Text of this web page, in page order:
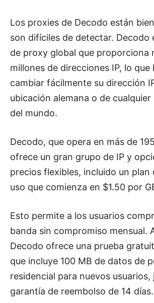
Los proxies de Decodo están
son difíciles de detectar. Decodo
de proxy global que proporciona
millones de direcciones IP, lo que
cambiar fácilmente su dirección
ubicación alemana o de
del mundo.
Decodo, que opera en más de
ofrece un gran grupo de IP y
precios flexibles, incluido un plan
uso que comienza en $1.50 por
Esto permite a los usuarios
banda sin compromiso mensual.
Decodo ofrece una prueba
que incluye 100 MB de datos de
residencial para nuevos
garantía de reembolso de 14 días.